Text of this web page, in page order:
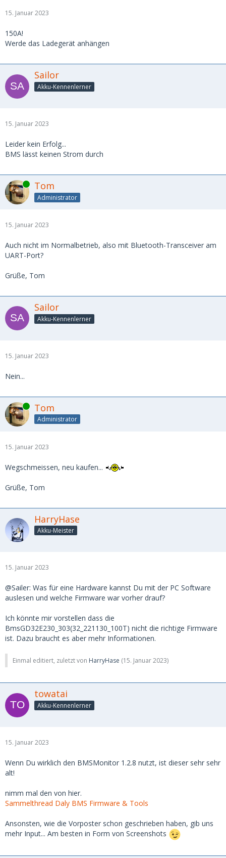
15. Januar 2023
150A!
Werde das Ladegerät anhängen
Sailor
Akku-Kennenlerner
15. Januar 2023
Leider kein Erfolg...
BMS lässt keinen Strom durch
Online Tom
Administrator
15. Januar 2023
Auch nicht im Normalbetrieb, also mit Bluetooth-Transceiver am
UART-Port?
Grüße, Tom
Sailor
Akku-Kennenlerner
15. Januar 2023
Nein...
Online Tom
Administrator
15. Januar 2023
Wegschmeissen, neu kaufen...
Grüße, Tom
HarryHase
Akku-Meister
15. Januar 2023
@Sailer: Was für eine Hardware kannst Du mit der PC Software
auslesen und welche Firmware war vorher drauf?
Ich könnte mir vorstellen dass die
BmsGD32E230_303(32_221130_100T) nicht die richtige Firmware
ist. Dazu braucht es aber mehr Informationen.
Einmal editiert, zuletzt von HarryHase (15. Januar 2023)
towatai
Akku-Kennenlerner
15. Januar 2023
Wenn Du wirklich den BMSMonitor 1.2.8 nutzt, ist dieser sehr sehr
alt!
nimm mal den von hier.
Sammelthread Daly BMS Firmware & Tools
Ansonsten, wie die Vorposter schon geschrieben haben, gib uns
mehr Input... Am besten in Form von Screenshots